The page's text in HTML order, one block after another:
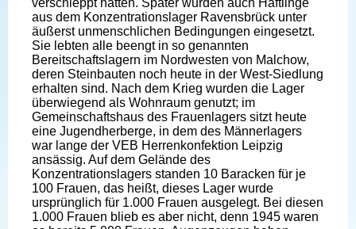
verschleppt hatten. Später wurden auch Häftlinge
aus dem Konzentrationslager Ravensbrück unter
äußerst unmenschlichen Bedingungen eingesetzt.
Sie lebten alle beengt in so genannten
Bereitschaftslagern im Nordwesten von Malchow,
deren Steinbauten noch heute in der West-Siedlung
erhalten sind. Nach dem Krieg wurden die Lager
überwiegend als Wohnraum genutzt; im
Gemeinschaftshaus des Frauenlagers sitzt heute
eine Jugendherberge, in dem des Männerlagers
war lange der VEB Herrenkonfektion Leipzig
ansässig. Auf dem Gelände des
Konzentrationslagers standen 10 Baracken für je
100 Frauen, das heißt, dieses Lager wurde
ursprünglich für 1.000 Frauen ausgelegt. Bei diesen
1.000 Frauen blieb es aber nicht, denn 1945 waren